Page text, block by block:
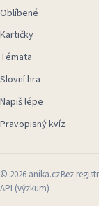
Oblíbené
Kartičky
Témata
Slovní hra
Napiš lépe
Pravopisný kvíz
© 2026 anika.czBez
API (výzkum)